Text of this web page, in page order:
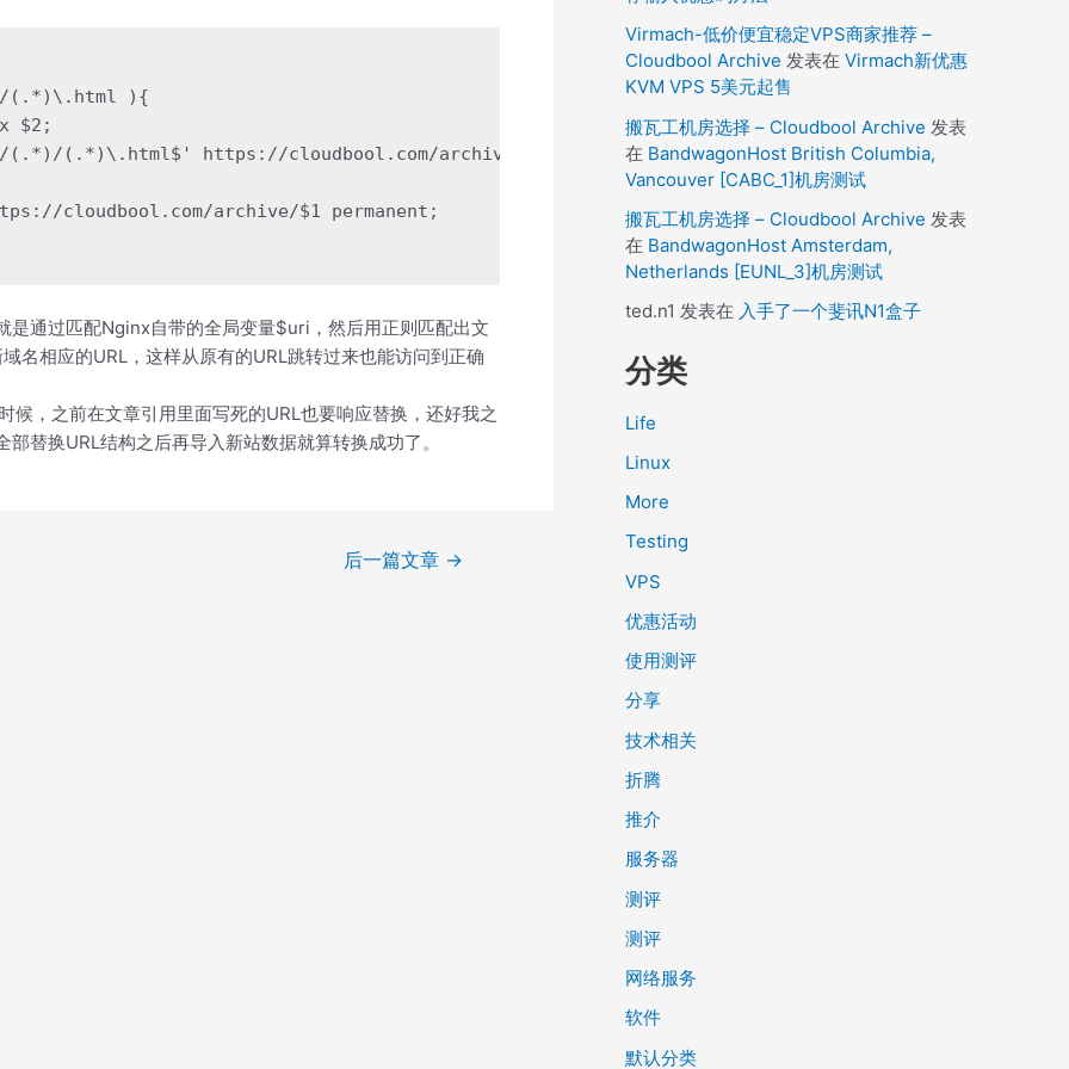
(.*)\.html ){
$2;
(.*)\.html$' https://cloudbool.com/archive/post/$2.html permanent;
cloudbool.com/archive/$1 permanent;
通过匹配Nginx自带的全局变量$uri，然后用正则匹配出文
名相应的URL，这样从原有的URL跳转过来也能访问到正确
候，之前在文章引用里面写死的URL也要响应替换，还好我之
替换URL结构之后再导入新站数据就算转换成功了。
后一篇文章 →
Virmach-低价便宜稳定VPS商家推荐 –
Cloudbool Archive 发表在 Virmach新优惠
KVM VPS 5美元起售
搬瓦工机房选择 – Cloudbool Archive 发表
在 BandwagonHost British Columbia,
Vancouver [CABC_1]机房测试
搬瓦工机房选择 – Cloudbool Archive 发表
在 BandwagonHost Amsterdam,
Netherlands [EUNL_3]机房测试
ted.n1 发表在 入手了一个斐讯N1盒子
分类
Life
Linux
More
Testing
VPS
优惠活动
使用测评
分享
技术相关
折腾
推介
服务器
测评
测评
网络服务
软件
默认分类